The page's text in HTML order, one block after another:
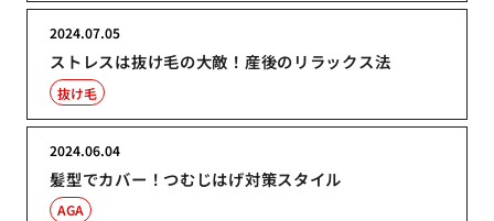
ストレスは抜け毛の大敵！産後のリラックス法
2024.07.05
抜け毛
髪型でカバー！つむじはげ対策スタイル
2024.06.04
AGA